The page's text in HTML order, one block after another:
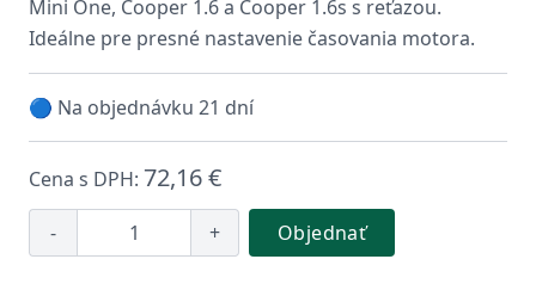
Mini One, Cooper 1.6 a Cooper 1.6s s reťazou.
Ideálne pre presné nastavenie časovania motora.
🔵 Na objednávku 21 dní
Cena s DPH: 72,16 €
- + Objednať